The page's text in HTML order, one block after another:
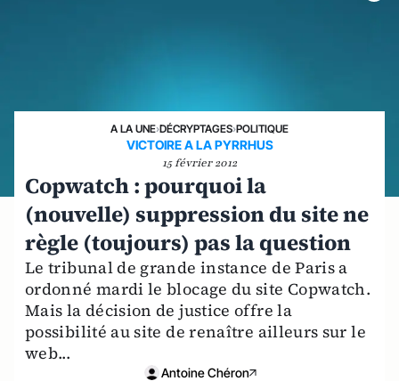
A LA UNE›DÉCRYPTAGES›POLITIQUE
VICTOIRE A LA PYRRHUS
15 février 2012
Copwatch : pourquoi la
(nouvelle) suppression du site ne
règle (toujours) pas la question
Le tribunal de grande instance de Paris a
ordonné mardi le blocage du site Copwatch.
Mais la décision de justice offre la
possibilité au site de renaître ailleurs sur le
web...
Antoine Chéron